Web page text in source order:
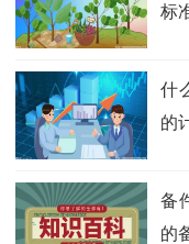
标
什
的
备
的